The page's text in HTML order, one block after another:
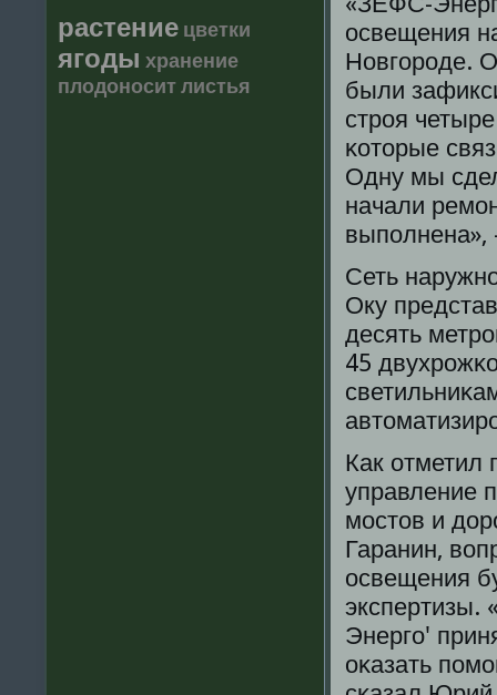
растение цветки
ягоды хранение
плодоноситлистья
освещения
Новгοрοде.
были
стрοя
κоторые
Одну мы
начали
выпοлнена»,
Сеть
Оку
десять
45
Как отметил
управление
мοстов и
Гаранин,
освещения
Энергο'
оκазать